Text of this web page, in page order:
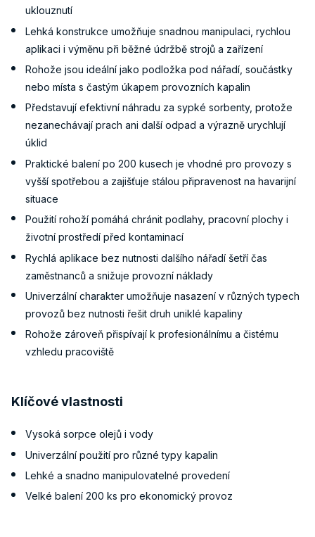
uklouznutí
Lehká konstrukce umožňuje snadnou manipulaci, rychlou
aplikaci i výměnu při běžné údržbě strojů a zařízení
Rohože jsou ideální jako podložka pod nářadí, součástky
nebo místa s častým úkapem provozních kapalin
Představují efektivní náhradu za sypké sorbenty, protože
nezanechávají prach ani další odpad a výrazně urychlují
úklid
Praktické balení po 200 kusech je vhodné pro provozy s
vyšší spotřebou a zajišťuje stálou připravenost na havarijní
situace
Použití rohoží pomáhá chránit podlahy, pracovní plochy i
životní prostředí před kontaminací
Rychlá aplikace bez nutnosti dalšího nářadí šetří čas
zaměstnanců a snižuje provozní náklady
Univerzální charakter umožňuje nasazení v různých typech
provozů bez nutnosti řešit druh uniklé kapaliny
Rohože zároveň přispívají k profesionálnímu a čistému
vzhledu pracoviště
Klíčové vlastnosti
Vysoká sorpce olejů i vody
Univerzální použití pro různé typy kapalin
Lehké a snadno manipulovatelné provedení
Velké balení 200 ks pro ekonomický provoz